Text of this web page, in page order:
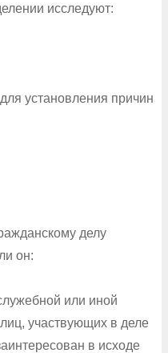
исследуют:
установления причин
делу
он:
или иной
участвующих в деле
в исходе